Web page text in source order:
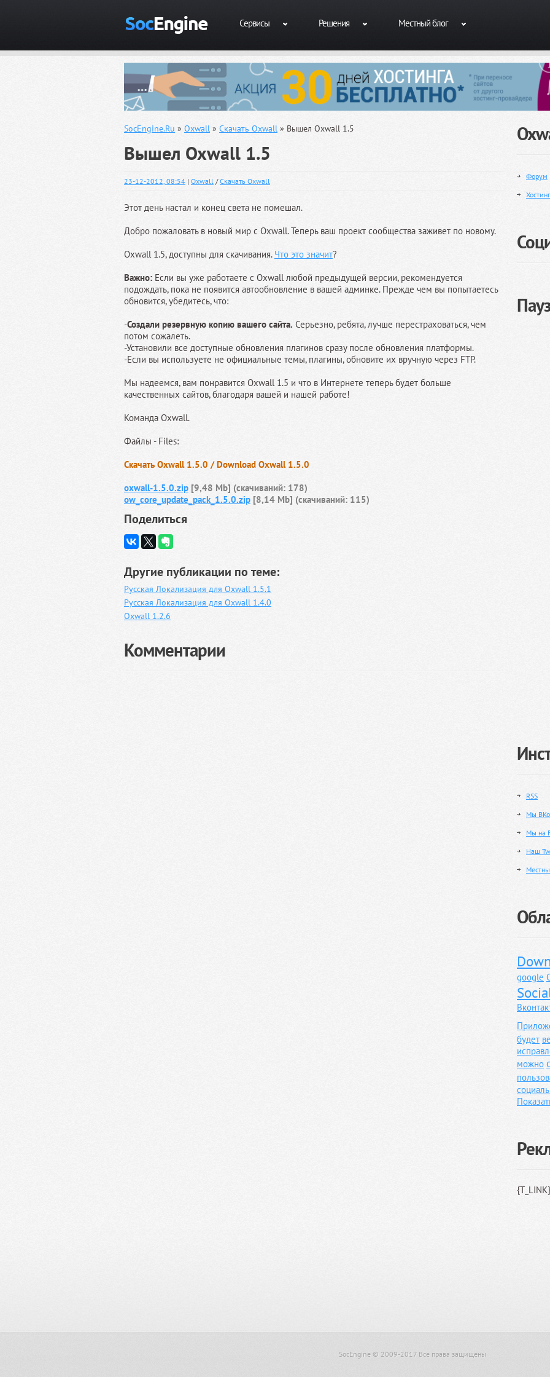
Сервисы Решения Местный блог
SocEngine.Ru » Oxwall » Скачать Oxwall » Вышел Oxwall 1.5
Вышел Oxwall 1.5
23-12-2012, 08:54 | Oxwall /Скачать Oxwall
Этот день настал и конец света не помешал.
Добро пожаловать в новый мир с Oxwall. Теперь ваш проект сообщества заживет по новому.
Oxwall 1.5, доступны для скачивания. Что это значит?
Важно: Если вы уже работаете с Oxwall любой предыдущей версии, рекомендуется
подождать, пока не появится автообновление в вашей админке. Прежде чем вы попытаетесь
обновится, убедитесь, что:
-Создали резервную копию вашего сайта. Серьезно, ребята, лучше перестраховаться, чем
потом сожалеть.
-Установили все доступные обновления плагинов сразу после обновления платформы.
-Если вы используете не официальные темы, плагины, обновите их вручную через FTP.
Мы надеемся, вам понравится Oxwall 1.5 и что в Интернете теперь будет больше
качественных сайтов, благодаря вашей и нашей работе!
Команда Oxwall.
Файлы - Files:
Скачать Oxwall 1.5.0 / Download Oxwall 1.5.0
oxwall-1.5.0.zip [9,48 Mb] (cкачиваний: 178)
ow_core_update_pack_1.5.0.zip [8,14 Mb] (cкачиваний: 115)
Поделиться
Другие публикации по теме:
Русская Локализация для Oxwall 1.5.1
Русская Локализация для Oxwall 1.4.0
Oxwall 1.2.6
Комментарии
Форум
RSS
Мы
Мы на
Наш
google
будет
можно
{T_LINK}
SocEngine © 2009-2017 Все права защищены